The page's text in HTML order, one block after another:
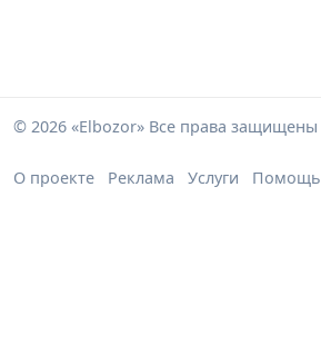
© 2026 «Elbozor» Все права защищены
О проекте Реклама Услуги Помощь